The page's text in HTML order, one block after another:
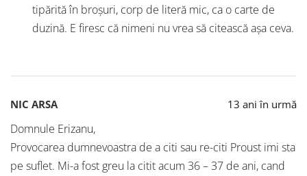
tipărită în broșuri, corp de literă mic, ca o carte de
duzină. E firesc că nimeni nu vrea să citească așa ceva.
NIC ARSA 13 ani în urmă
Domnule Erizanu,
Provocarea dumnevoastra de a citi sau re-citi Proust imi sta
pe suflet. Mi-a fost greu la citit acum 36 – 37 de ani, cand